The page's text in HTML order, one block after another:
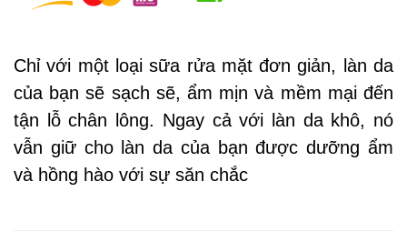
Chỉ với một loại sữa rửa mặt đơn giản, làn da
của bạn sẽ sạch sẽ, ẩm mịn và mềm mại đến
tận lỗ chân lông. Ngay cả với làn da khô, nó
vẫn giữ cho làn da của bạn được dưỡng ẩm
và hồng hào với sự săn chắc